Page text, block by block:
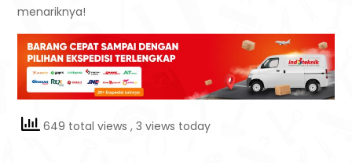
menariknya!
649 total views, 3 views today